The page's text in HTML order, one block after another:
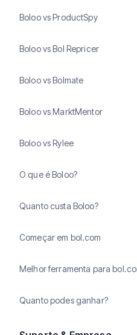
Boloo vs ProductSpy
Boloo vs Bol Repricer
Boloo vs Bolmate
Boloo vs MarktMentor
Boloo vs Rylee
O que é Boloo?
Quanto custa Boloo?
Começar em bol.com
Melhor ferramenta para
Quanto podes ganhar?